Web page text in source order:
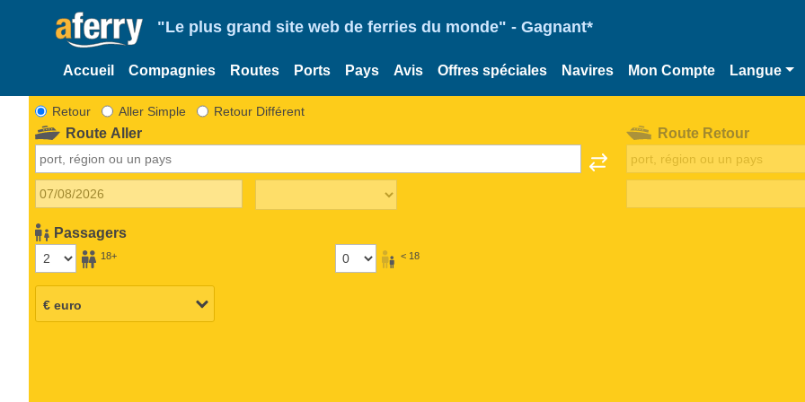
"Le plus grand site web de ferries du monde" - Gagnant*
Accueil Compagnies Routes Ports Pays Avis Offres spéciales Navires Mon Compte Langue
Retour Aller Simple Retour Différent
Route Aller
Passagers
18+ < 18
Route Retour